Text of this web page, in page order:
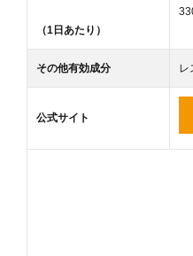
（1日あたり）
その他有効成分 レ
公式サイト